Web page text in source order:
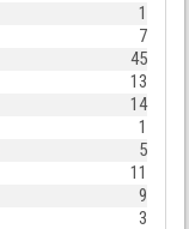
1
7
45
13
14
1
5
11
9
3